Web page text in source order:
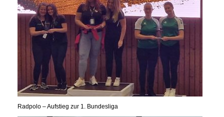
Radpolo – Aufstieg zur 1. Bundesliga